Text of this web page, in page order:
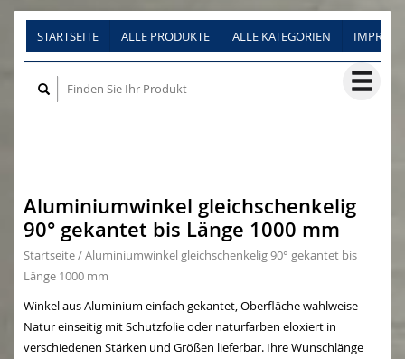
STARTSEITE ALLE PRODUKTE ALLE KATEGORIEN
Aluminiumwinkel gleichschenkelig
90° gekantet bis Länge 1000 mm
Startseite/Aluminiumwinkel gleichschenkelig 90° gekantet bis
Länge 1000 mm
Winkel aus Aluminium einfach gekantet, Oberfläche wahlweise
Natur einseitig mit Schutzfolie oder naturfarben eloxiert in
verschiedenen Stärken und Größen lieferbar. Ihre Wunschlänge